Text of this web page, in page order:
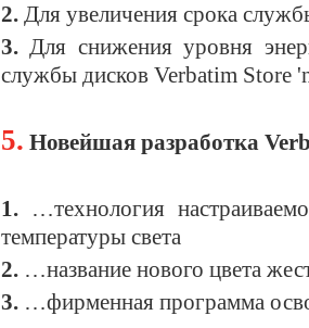
2. Для увеличения срока
3. Для снижения уровня
службы дисков Verbatim Store
5. Новейшая разработка
1. …технология
температуры света
2. …название нового цвета
3. …фирменная программа